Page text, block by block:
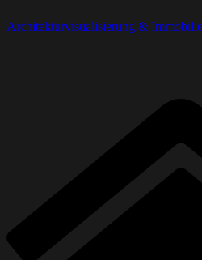
Architekturvisualisierung &